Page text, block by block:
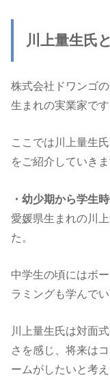
川上量生氏
株式会社ドワンゴ
生まれの実業家です
ここでは川上量生
をご紹介していきま
・幼少期から学生
愛媛県生まれの川
た。
中学生の頃にはボ
ラミングも学んでい
川上量生氏は対面
さを感じ、将来は
ームがしたいと考